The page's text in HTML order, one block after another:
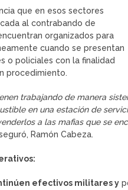
que en esos sectores
al contrabando de
organizados para
cuando se presentan
o policiales con la finalidad
procedimiento.
trabajando de manera
en una estación de
a las mafias que se
Ramón Cabeza.
efectivos militares y